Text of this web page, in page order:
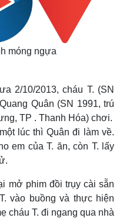
móng ngựa
2/10/2013, cháu T. (SN
Quân (SN 1991, trú
TP . Thanh Hóa) chơi.
lúc thì Quân đi làm về.
em của T. ăn, còn T. lấy
mở phim đồi trụy cài sẵn
vào buồng và thực hiện
cháu T. đi ngang qua nhà